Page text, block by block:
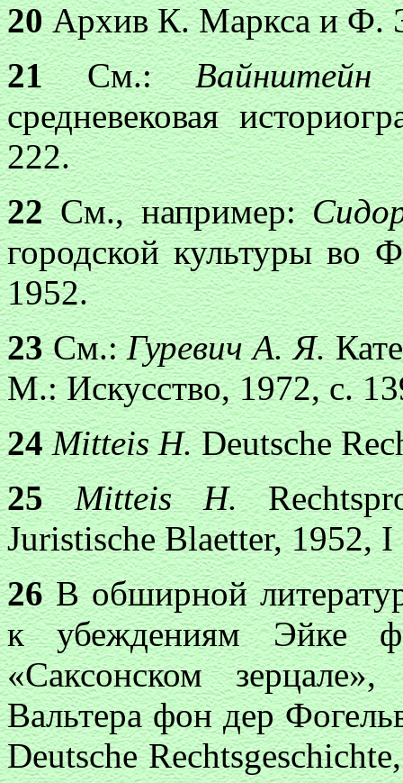
20Архив К. Маркса и Ф.
21См.:
средневековая
222.
22См., например:
городской культуры
1952.
23См.:Гуревич А. Я.
М.: Искусство, 1972, с.
24 Mitteis H.Deutsche
25
Mitteis H.
Juristische Blaetter, 1952,
26В обширной
к убеждениям Эйке
«Саксонском
Вальтера фон дер
Deutsche